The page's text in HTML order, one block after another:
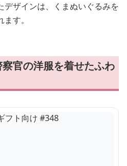
デザインは、くまぬいぐるみを
す。
官の洋服を着せたふわ